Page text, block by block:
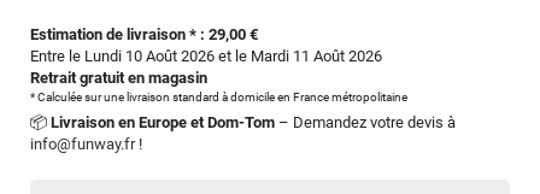
Estimation de livraison * : 29,00 €
Entre le Lundi 10 Août 2026 et le Mardi 11 Août 2026
Retrait gratuit en magasin
* Calculée sur une livraison standard à domicile en France métropolitaine
📦 Livraison en Europe et Dom-Tom – Demandez votre devis à
info@funway.fr!